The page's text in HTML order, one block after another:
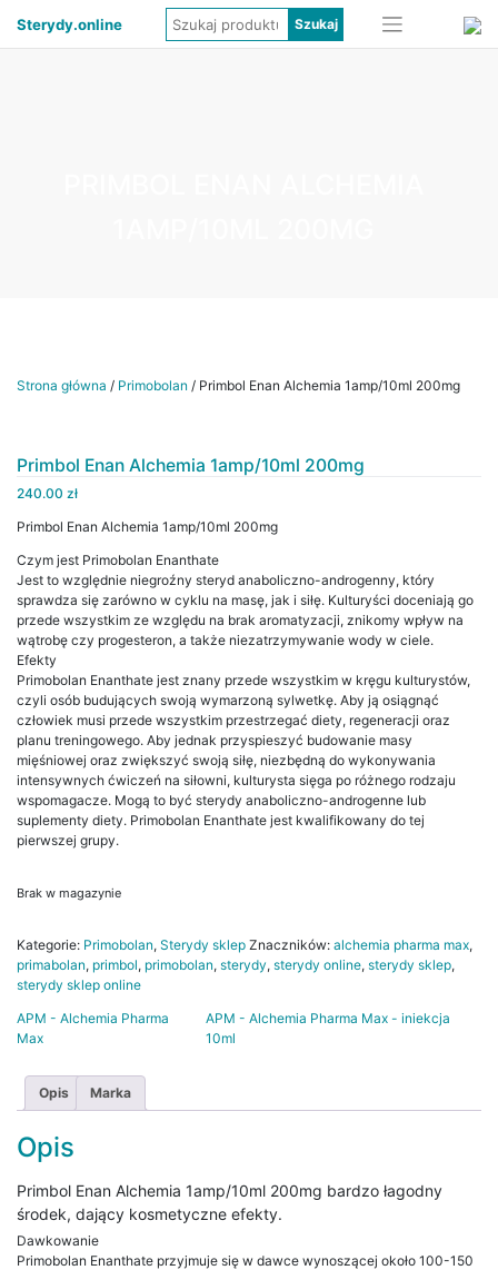
Sterydy.online
Strona główna / Primobolan / Primbol Enan Alchemia 1amp/10ml 200mg
Primbol Enan Alchemia 1amp/10ml 200mg
240.00 zł
Primbol Enan Alchemia 1amp/10ml 200mg
Czym jest Primobolan Enanthate
Jest to względnie niegroźny steryd anaboliczno-androgenny, który
sprawdza się zarówno w cyklu na masę, jak i siłę. Kulturyści doceniają go
przede wszystkim ze względu na brak aromatyzacji, znikomy wpływ na
wątrobę czy progesteron, a także niezatrzymywanie wody w ciele.
Efekty
Primobolan Enanthate jest znany przede wszystkim w kręgu kulturystów,
czyli osób budujących swoją wymarzoną sylwetkę. Aby ją osiągnąć
człowiek musi przede wszystkim przestrzegać diety, regeneracji oraz
planu treningowego. Aby jednak przyspieszyć budowanie masy
mięśniowej oraz zwiększyć swoją siłę, niezbędną do wykonywania
intensywnych ćwiczeń na siłowni, kulturysta sięga po różnego rodzaju
wspomagacze. Mogą to być sterydy anaboliczno-androgenne lub
suplementy diety. Primobolan Enanthate jest kwalifikowany do tej
pierwszej grupy.
Brak w magazynie
Kategorie: Primobolan, Sterydy sklep Znaczników: alchemia pharma max,
primabolan, primbol, primobolan, sterydy, sterydy online, sterydy sklep,
sterydy sklep online
APM - Alchemia Pharma
Max
APM - Alchemia Pharma Max - iniekcja
10ml
Opis Marka
Opis
Primbol Enan Alchemia 1amp/10ml 200mg bardzo łagodny
środek, dający kosmetyczne efekty.
Dawkowanie
Primobolan Enanthate przyjmuje się w dawce wynoszącej około 100-150